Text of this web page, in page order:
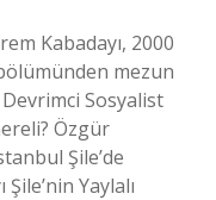
Kabadayı, 2000
mezun
Sosyalist
Özgür
Şile’de
Yaylalı